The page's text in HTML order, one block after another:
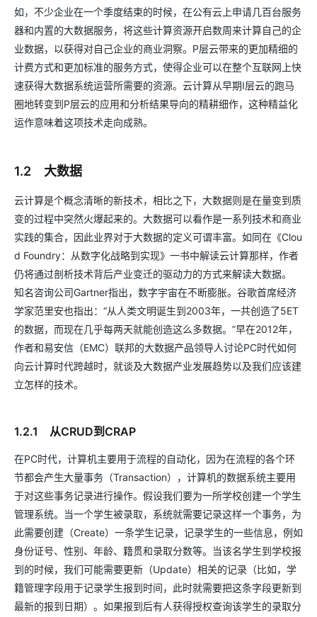
如，不少企业在一个季度结束的时候，在公有云上申请几百台服务
器和内置的大数据服务，将这些计算资源开启数周来计算自己的企
业数据，以获得对自己企业的商业洞察。P层云带来的更加精细的
计费方式和更加标准的服务方式，使得企业可以在整个互联网上快
速获得大数据系统运营所需要的资源。云计算从早期I层云的跑马
圈地转变到P层云的应用和分析结果导向的精耕细作，这种精益化
运作意味着这项技术走向成熟。
1.2 大数据
云计算是个概念清晰的新技术，相比之下，大数据则是在量变到质
变的过程中突然火爆起来的。大数据可以看作是一系列技术和商业
实践的集合，因此业界对于大数据的定义可谓丰富。如同在《Clou
d Foundry：从数字化战略到实现》一书中解读云计算那样，作者
仍将通过剖析技术背后产业变迁的驱动力的方式来解读大数据。
知名咨询公司Gartner指出，数字宇宙在不断膨胀。谷歌首席经济
学家范里安也指出：“从人类文明诞生到2003年，一共创造了5ET
的数据，而现在几乎每两天就能创造这么多数据。”早在2012年，
作者和易安信（EMC）联邦的大数据产品领导人讨论PC时代如何
向云计算时代跨越时，就谈及大数据产业发展趋势以及我们应该建
立怎样的技术。
1.2.1 从CRUD到CRAP
在PC时代，计算机主要用于流程的自动化，因为在流程的各个环
节都会产生大量事务（Transaction），计算机的数据系统主要用
于对这些事务记录进行操作。假设我们要为一所学校创建一个学生
管理系统。当一个学生被录取，系统就需要记录这样一个事务，为
此需要创建（Create）一条学生记录，记录学生的一些信息，例如
身份证号、性别、年龄、籍贯和录取分数等。当该名学生到学校报
到的时候，我们可能需要更新（Update）相关的记录（比如，学
籍管理字段用于记录学生报到时间，此时就需要把这条字段更新到
最新的报到日期）。如果报到后有人获得授权查询该学生的录取分